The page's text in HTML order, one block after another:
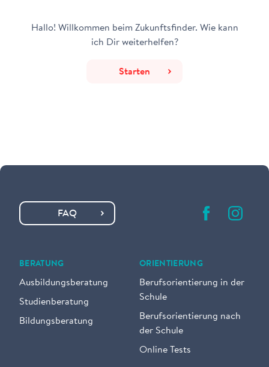
Hallo! Willkommen beim Zukunftsfinder. Wie kann
ich Dir weiterhelfen?
Starten
FAQ
BERATUNG
Ausbildungsberatung
Studienberatung
Bildungsberatung
ORIENTIERUNG
Berufsorientierung in der
Schule
Berufsorientierung nach
der Schule
Online Tests